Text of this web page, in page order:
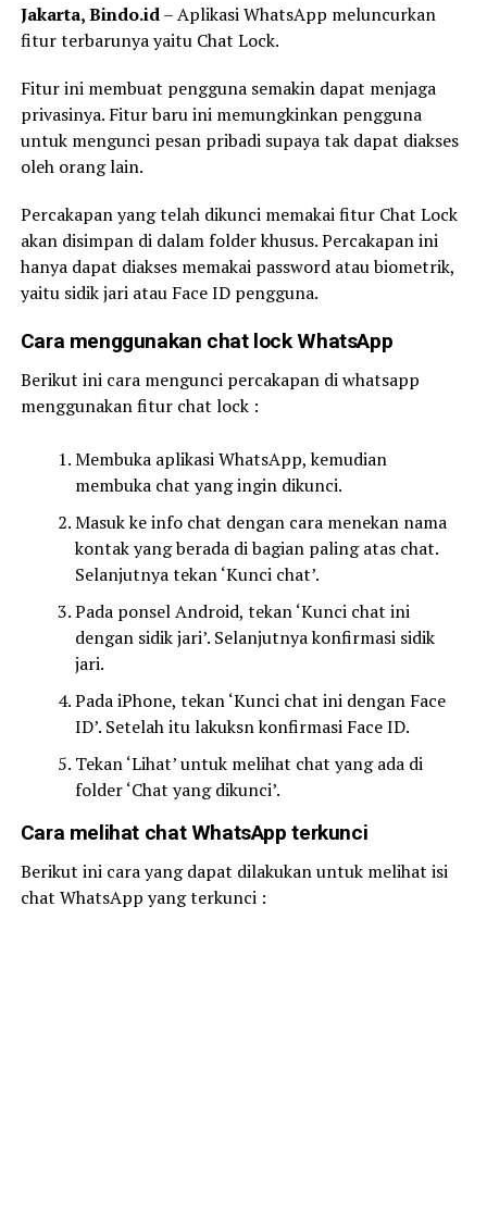
Jakarta, Bindo.id– Aplikasi WhatsApp meluncurkan
fitur terbarunya yaitu Chat Lock.
Fitur ini membuat pengguna semakin dapat menjaga
privasinya. Fitur baru ini memungkinkan pengguna
untuk mengunci pesan pribadi supaya tak dapat diakses
oleh orang lain.
Percakapan yang telah dikunci memakai fitur Chat Lock
akan disimpan di dalam folder khusus. Percakapan ini
hanya dapat diakses memakai password atau biometrik,
yaitu sidik jari atau Face ID pengguna.
Cara menggunakan chat lock WhatsApp
Berikut ini cara mengunci percakapan di whatsapp
menggunakan fitur chat lock :
Membuka aplikasi WhatsApp, kemudian
membuka chat yang ingin dikunci.
Masuk ke info chat dengan cara menekan nama
kontak yang berada di bagian paling atas chat.
Selanjutnya tekan ‘Kunci chat’.
Pada ponsel Android, tekan ‘Kunci chat ini
dengan sidik jari’. Selanjutnya konfirmasi sidik
jari.
Pada iPhone, tekan ‘Kunci chat ini dengan Face
ID’. Setelah itu lakuksn konfirmasi Face ID.
Tekan ‘Lihat’ untuk melihat chat yang ada di
folder ‘Chat yang dikunci’.
Cara melihat chat WhatsApp terkunci
Berikut ini cara yang dapat dilakukan untuk melihat isi
chat WhatsApp yang terkunci :